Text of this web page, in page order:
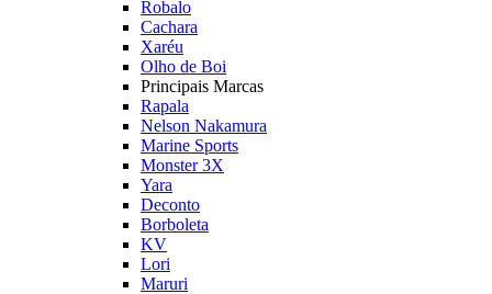
Robalo
Cachara
Xaréu
Olho de Boi
Principais Marcas
Rapala
Nelson Nakamura
Marine Sports
Monster 3X
Yara
Deconto
Borboleta
KV
Lori
Maruri